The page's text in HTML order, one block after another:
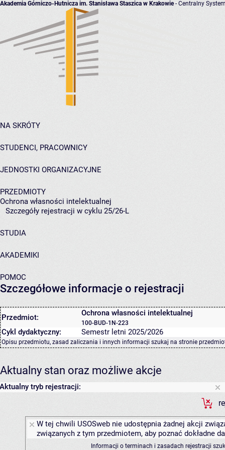
Akademia Górniczo-Hutnicza im. Stanisława Staszica w Krakowie- Centralny
NA SKRÓTY
STUDENCI, PRACOWNICY
JEDNOSTKI ORGANIZACYJNE
PRZEDMIOTY
Ochrona własności intelektualnej
Szczegóły rejestracji w cyklu 25/26-L
STUDIA
AKADEMIKI
POMOC
Szczegółowe informacje o rejestracji
Przedmiot: Ochrona własności intelektualnej
100-BUD-1N-223
Cykl dydaktyczny: Semestr letni 2025/2026
Opisu przedmiotu, zasad zaliczania i innych informacji szukaj na stronie
Aktualny stan oraz możliwe akcje
Aktualny tryb rejestracji:
W tej chwili USOSweb nie udostępnia żadnej akcji
związanych z tym przedmiotem, aby poznać dokładne
Informacji o terminach i zasadach rejestracji